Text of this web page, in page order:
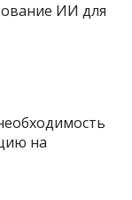
ИИ для
на